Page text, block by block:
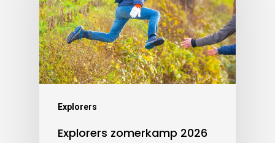
Explorers
Explorers zomerkamp 2026